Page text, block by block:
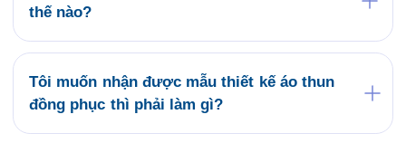
21/6 Lê Thị Hà, Thới Tam Thôn, Hóc Môn để lựa
thế nào?
mẫu của Quý khách có phù hợp về kỹ thuật in áo
thun đồng phục không? Nếu duyệt mẫu chúng tôi sẽ
tiến hành ký kết hợp đồng và sản xuất hàng loạt
Tôi muốn nhận được mẫu thiết kế áo thun
đồng phục thì phải làm gì?